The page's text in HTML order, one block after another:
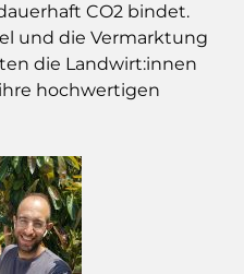
CO2 bindet.
und die Vermarktung
die Landwirt:innen
hochwertigen